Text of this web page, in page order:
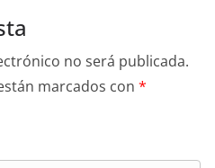
no será publicada.
marcados con *